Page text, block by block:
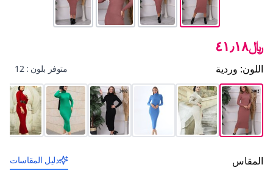
﷼٤١٫١٨
اللون: وردية متوفر بلون : 12
المقاس دليل المقاسات